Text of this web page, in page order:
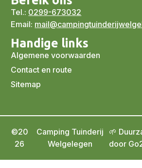
Tel.: 0299-673032
Email:
Handige links
Algemene voorwaarden
Contact en route
Sitemap
©20
26
Camping Tuinderij
Welgelegen
🌱
door